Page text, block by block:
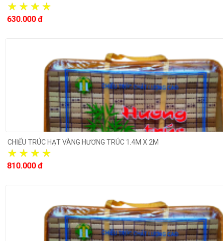
630.000 đ
CHIẾU TRÚC HẠT VÀNG HƯƠNG TRÚC 1.4M X 2M
810.000 đ